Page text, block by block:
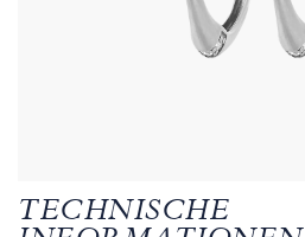
TECHNISCHE